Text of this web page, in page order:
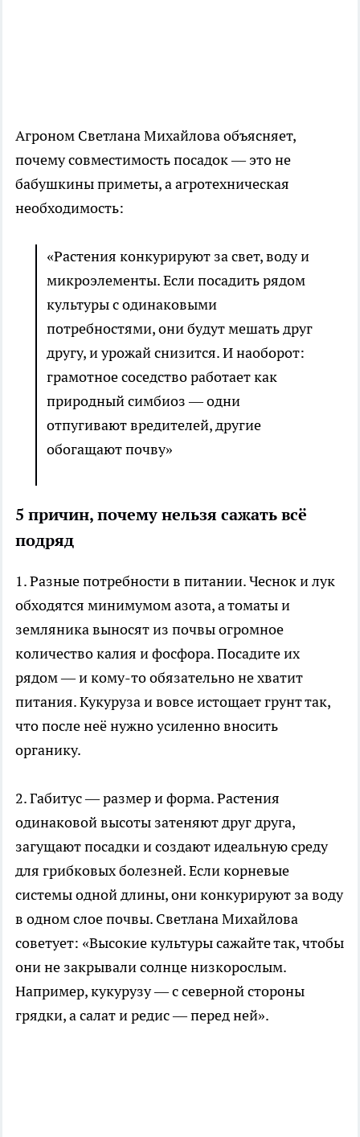
Агроном Светлана Михайлова объясняет,
почему совместимость посадок — это не
бабушкины приметы, а агротехническая
необходимость:
«Растения конкурируют за свет, воду и
микроэлементы. Если посадить рядом
культуры с одинаковыми
потребностями, они будут мешать друг
другу, и урожай снизится. И наоборот:
грамотное соседство работает как
природный симбиоз — одни
отпугивают вредителей, другие
обогащают почву»
5 причин, почему нельзя сажать всё
подряд
1. Разные потребности в питании. Чеснок и лук
обходятся минимумом азота, а томаты и
земляника выносят из почвы огромное
количество калия и фосфора. Посадите их
рядом — и кому-то обязательно не хватит
питания. Кукуруза и вовсе истощает грунт так,
что после неё нужно усиленно вносить
органику.
2. Габитус — размер и форма. Растения
одинаковой высоты затеняют друг друга,
загущают посадки и создают идеальную среду
для грибковых болезней. Если корневые
системы одной длины, они конкурируют за воду
в одном слое почвы. Светлана Михайлова
советует: «Высокие культуры сажайте так, чтобы
они не закрывали солнце низкорослым.
Например, кукурузу — с северной стороны
грядки, а салат и редис — перед ней».